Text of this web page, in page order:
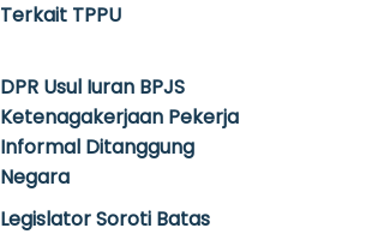
Terkait TPPU
DPR Usul Iuran BPJS
Ketenagakerjaan Pekerja
Informal Ditanggung
Negara
Legislator Soroti Batas